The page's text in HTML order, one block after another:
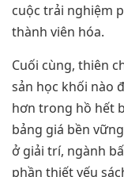
cuộc trải nghiệm
thành viên hóa.
Cuối cùng, thiên
sản học khối nào
hơn trong hồ hết
bảng giá bền
ở giải trí, ngành
phần thiết yếu